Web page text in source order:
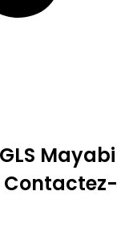
Mayabi
Contactez-